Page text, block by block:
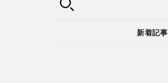
新着記事